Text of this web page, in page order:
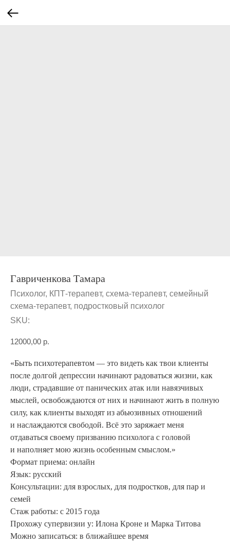
Гавриченкова Тамара
Психолог, КПТ-терапевт, схема-терапевт, семейный
схема-терапевт, подростковый психолог
SKU:
12000,00 р.
«Быть психотерапевтом — это видеть как твои клиенты
после долгой депрессии начинают радоваться жизни, как
люди, страдавшие от панических атак или навязчивых
мыслей, освобождаются от них и начинают жить в полную
силу, как клиенты выходят из абьюзивных отношений
и наслаждаются свободой. Всё это заряжает меня
отдаваться своему призванию психолога с головой
и наполняет мою жизнь особенным смыслом.»
Формат приема: онлайн
Язык: русский
Консультации: для взрослых, для подростков, для пар и
семей
Стаж работы: с 2015 года
Прохожу супервизии у: Илона Кроне и Марка Титова
Можно записаться: в ближайшее время